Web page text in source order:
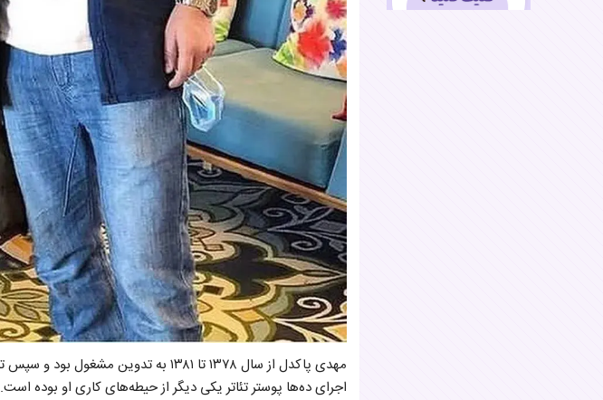
اجرای ده‌ها پوستر تئاتر یکی دیگر از حیطه‌های کاری او بوده است.